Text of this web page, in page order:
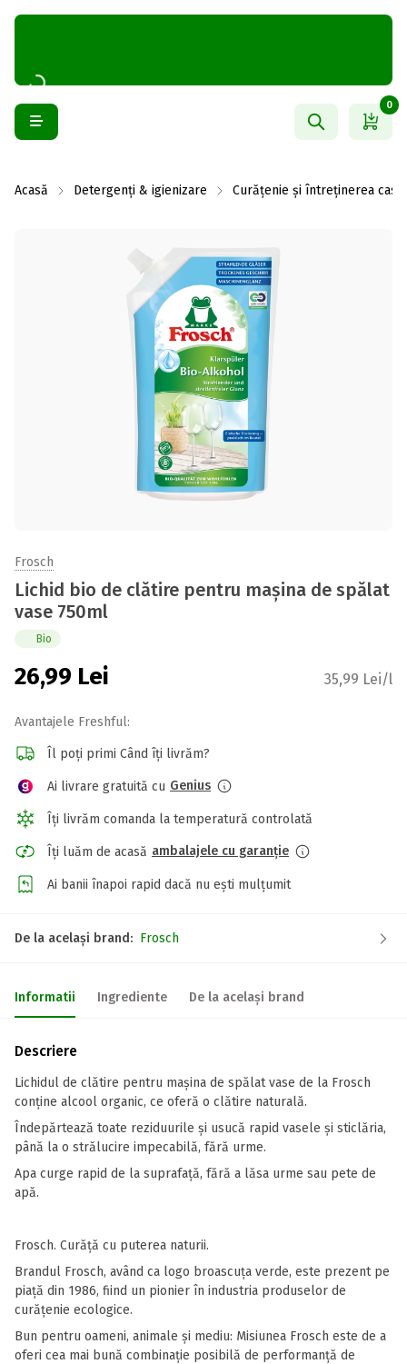
0
Acasă Detergenți & igienizare Curățenie și întreținerea casei
Frosch
Lichid bio de clătire pentru mașina de spălat
vase 750ml
Bio
26,99 Lei 35,99 Lei/l
Avantajele Freshful:
Îl poți primi Când îți livrăm?
Ai livrare gratuită cu Genius
Îți livrăm comanda la temperatură controlată
Îți luăm de acasă ambalajele cu garanție
Ai banii înapoi rapid dacă nu ești mulțumit
De la același brand: Frosch
Informatii Ingrediente De la același brand
Descriere
Lichidul de clătire pentru mașina de spălat vase de la Frosch
conține alcool organic, ce oferă o clătire naturală.
Îndepărtează toate reziduurile și usucă rapid vasele și sticlăria,
până la o strălucire impecabilă, fără urme.
Apa curge rapid de la suprafață, fără a lăsa urme sau pete de
apă.
Frosch. Curăţă cu puterea naturii.
Brandul Frosch, având ca logo broascuța verde, este prezent pe
piață din 1986, fiind un pionier în industria produselor de
curățenie ecologice.
Bun pentru oameni, animale și mediu: Misiunea Frosch este de a
oferi cea mai bună combinație posibilă de performanță de